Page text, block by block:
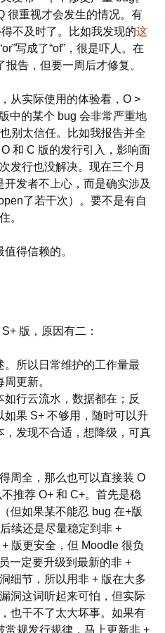
很重视才会发生的情况。有
不及时了。比如我发现的这
写成了“of”，很是吓人。在
告，但要一周后才修复。
从实际使用的体验看，O >
中的某个 bug 会非常严重地
别太信任。比如我报告并全
O 和 C 版的发行引入，影响面
发行也没解决。现在三个月
发者不上心，而是确实涉及
了若干次）。要不是有自
。
得信赖的。
版，原因有二：
。所以日常维护的工作量最
更新。
如行云流水，数据都在；反
如果 S+ 不够用，随时可以升
，发现不合适，想降级，可真
周全，那么也可以直接装 O
推荐 O+ 和 C+。首先是稳
但如果某不能忍 bug 在+版
续还是尽量稳定到非 +
版更安全，但 Moodle 很负
一定要升级到最新的非 +
细节，所以用非 + 版在大多
洞这词听起来可怕，但实际
也干不了太大坏事。如果有
常规发行规律，马上更新非 +